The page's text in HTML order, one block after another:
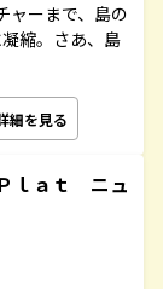
ーまで、島の
縮。さあ、島
細を見る
ｌａｔ ニュ